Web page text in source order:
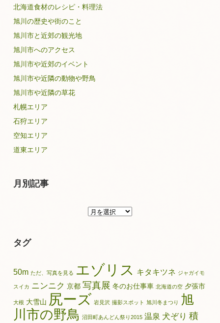
北海道食材のレシピ・料理法
旭川の歴史や街のこと
旭川市と近郊の観光地
旭川市へのアクセス
旭川市や近郊のイベント
旭川市や近隣の動物や野鳥
旭川市や近隣の草花
札幌エリア
石狩エリア
空知エリア
道東エリア
月別記事
月
タグ
50m ただ、写真を見る エゾリス キタキツネ ジャガイモ
スイカ ニンニク 京都 写真展 冬のお仕事車 北海道の空 夕張市
大根 大雪山 尻ーズ 岩見沢 撮影スポット 旭川冬まつり 旭
川市の野鳥 沼田町あんどん祭り2015 温泉 犬ぞり 積